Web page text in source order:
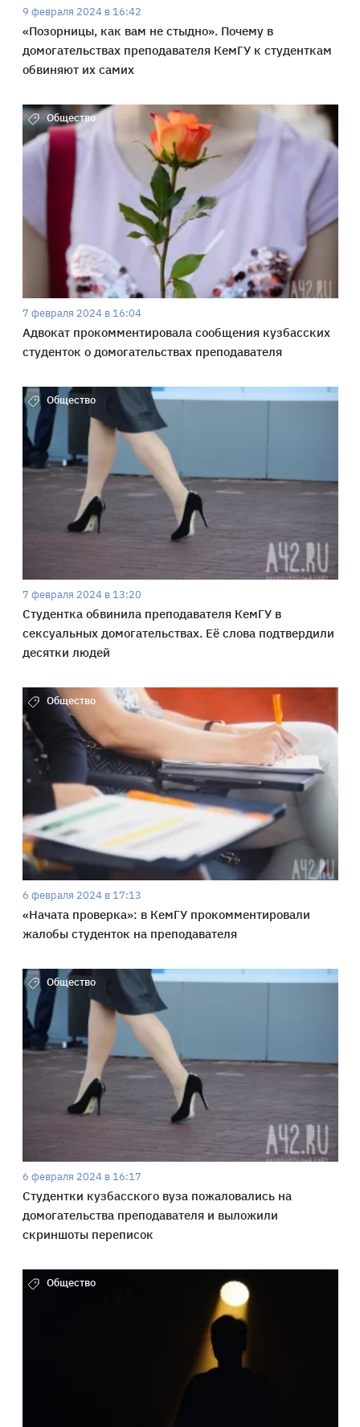
9 февраля 2024 в 16:42
«Позорницы, как вам не стыдно». Почему в
домогательствах преподавателя КемГУ к студенткам
обвиняют их самих
Общество
7 февраля 2024 в 16:04
Адвокат прокомментировала сообщения кузбасских
студенток о домогательствах преподавателя
Общество
7 февраля 2024 в 13:20
Студентка обвинила преподавателя КемГУ в
сексуальных домогательствах. Её слова подтвердили
десятки людей
Общество
6 февраля 2024 в 17:13
«Начата проверка»: в КемГУ прокомментировали
жалобы студенток на преподавателя
Общество
6 февраля 2024 в 16:17
Студентки кузбасского вуза пожаловались на
домогательства преподавателя и выложили
скриншоты переписок
Общество